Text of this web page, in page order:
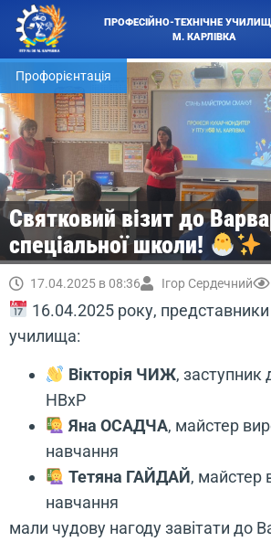
ПРОФЕСІЙНО-ТЕХНІЧНЕ
М. КАРЛІВКА
Профорієнтація
Святковий візит до
спеціальної школи!
17.04.2025 в 08:36 Ігор Сердечний
16.04.2025 року,
училища:
Вікторія ЧИЖ, заступник
НВхР
Яна ОСАДЧА, майстер
навчання
Тетяна ГАЙДАЙ, майстер
навчання
мали чудову нагоду завітати до